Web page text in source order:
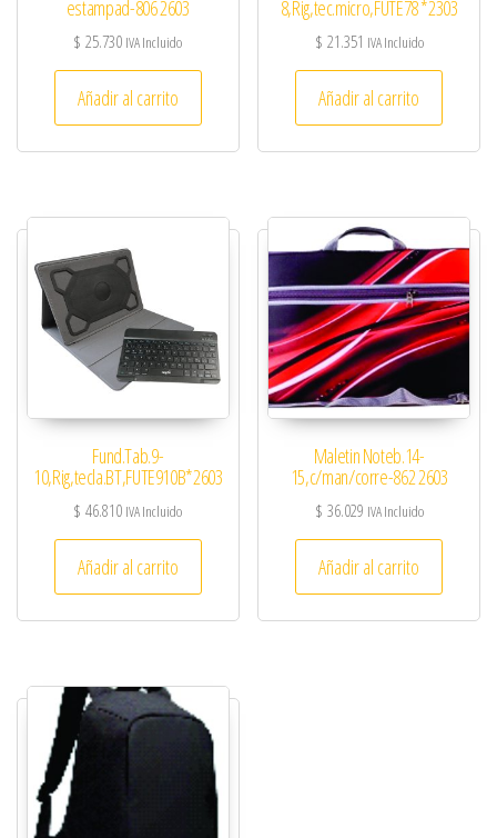
estampad-806 2603
$ 25.730 IVA Incluido
Añadir al carrito
8,Rig,tec.micro,FUTE78 *2303
$ 21.351 IVA Incluido
Añadir al carrito
Fund.Tab.9-
10,Rig,tecla.BT,FUTE910B*2603
$ 46.810 IVA Incluido
Añadir al carrito
Maletin Noteb.14-
15,c/man/corre-862 2603
$ 36.029 IVA Incluido
Añadir al carrito